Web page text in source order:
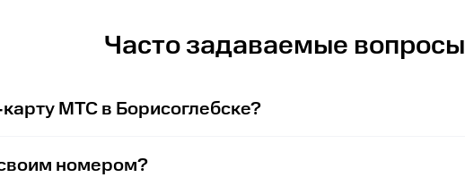
Часто задаваемые вопросы
МТС в Борисоглебске?
номером?